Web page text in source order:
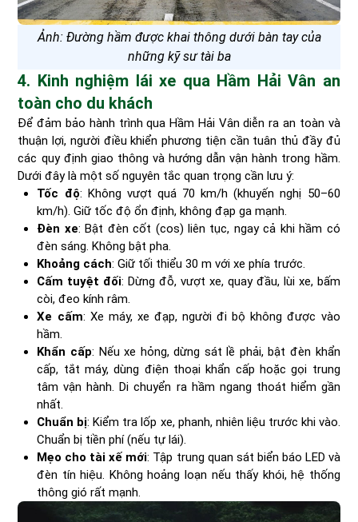
Ảnh: Đường hầm được khai thông dưới bàn tay của
những kỹ sư tài ba
4. Kinh nghiệm lái xe qua Hầm Hải Vân an
toàn cho du khách
Để đảm bảo hành trình qua Hầm Hải Vân diễn ra an toàn và
thuận lợi, người điều khiển phương tiện cần tuân thủ đầy đủ
các quy định giao thông và hướng dẫn vận hành trong hầm.
Dưới đây là một số nguyên tắc quan trọng cần lưu ý:
Tốc độ: Không vượt quá 70 km/h (khuyến nghị 50–60
km/h). Giữ tốc độ ổn định, không đạp ga mạnh.
Đèn xe: Bật đèn cốt (cos) liên tục, ngay cả khi hầm có
đèn sáng. Không bật pha.
Khoảng cách: Giữ tối thiểu 30 m với xe phía trước.
Cấm tuyệt đối: Dừng đỗ, vượt xe, quay đầu, lùi xe, bấm
còi, đeo kính râm.
Xe cấm: Xe máy, xe đạp, người đi bộ không được vào
hầm.
Khẩn cấp: Nếu xe hỏng, dừng sát lề phải, bật đèn khẩn
cấp, tắt máy, dùng điện thoại khẩn cấp hoặc gọi trung
tâm vận hành. Di chuyển ra hầm ngang thoát hiểm gần
nhất.
Chuẩn bị: Kiểm tra lốp xe, phanh, nhiên liệu trước khi vào.
Chuẩn bị tiền phí (nếu tự lái).
Mẹo cho tài xế mới: Tập trung quan sát biển báo LED và
đèn tín hiệu. Không hoảng loạn nếu thấy khói, hệ thống
thông gió rất mạnh.